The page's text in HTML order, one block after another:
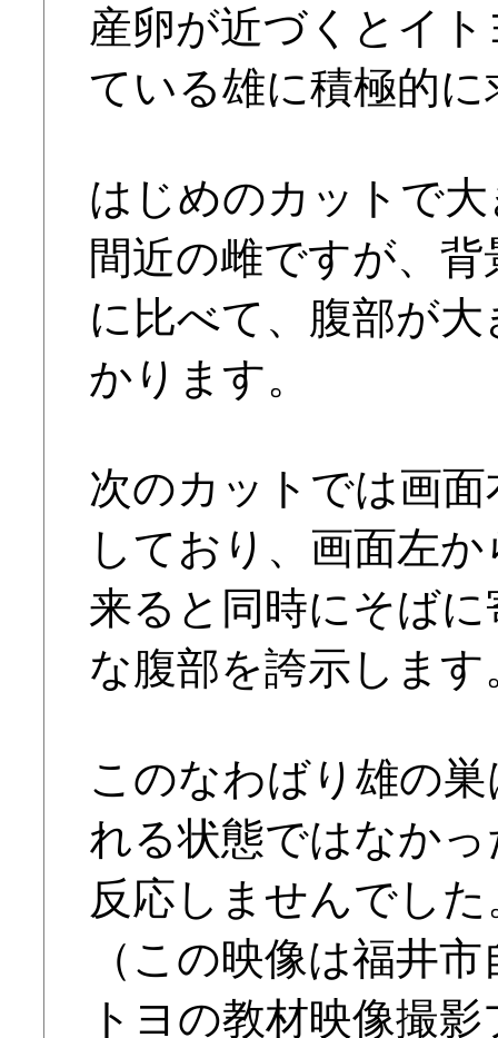
産卵が近づくとイ
ている雄に積極的
はじめのカットで
間近の雌ですが、
に比べて、腹部が
かります。
次のカットでは画
しており、画面左
来ると同時にそば
な腹部を誇示します
このなわばり雄の
れる状態ではなか
反応しませんでした
（この映像は福井
トヨの教材映像撮